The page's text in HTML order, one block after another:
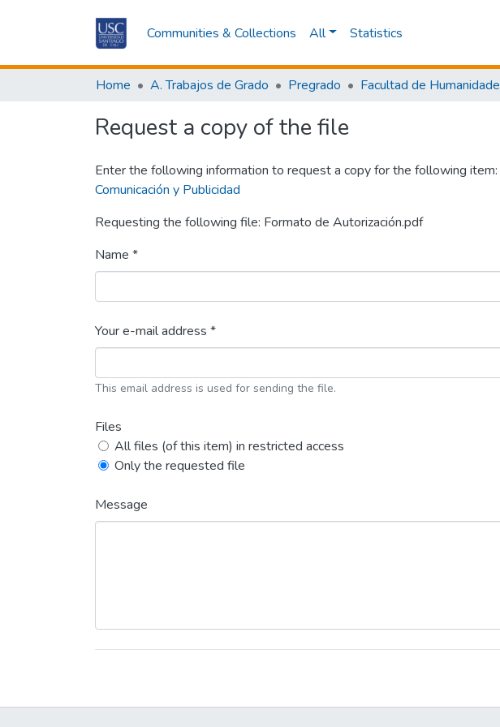
Communities & Collections All Statistics
Home A. Trabajos de Grado Pregrado
Request a copy of the file
Enter the following information to request a copy for the following item:
Comunicación y Publicidad
Requesting the following file: Formato de Autorización.pdf
Name *
Your e-mail address *
This email address is used for sending the file.
Files
All files (of this item) in restricted access
Only the requested file
Message